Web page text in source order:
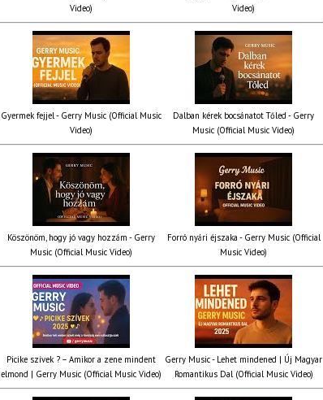
Video)
Video)
Gyermek fejjel - Gerry Music (Official Music
Video)
Dalban kérek bocsánatot Tőled - Gerry
Music (Official Music Video)
Köszönöm, hogy jó vagy hozzám - Gerry
Music (Official Music Video)
Forró nyári éjszaka - Gerry Music (Official
Music Video)
Picike szívek ? – Amikor a zene mindent
elmond | Gerry Music (Official Music Video)
Gerry Music - Lehet mindened | Új Magyar
Romantikus Dal (Official Music Video)